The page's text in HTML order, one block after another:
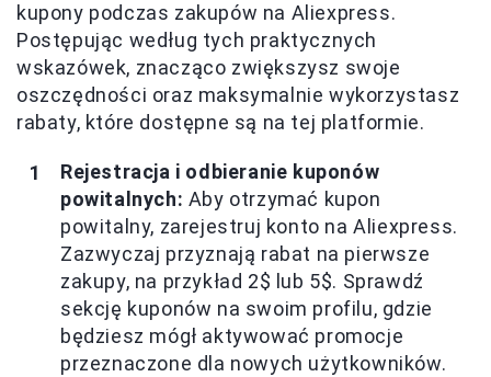
kupony podczas zakupów na Aliexpress.
Postępując według tych praktycznych
wskazówek, znacząco zwiększysz swoje
oszczędności oraz maksymalnie wykorzystasz
rabaty, które dostępne są na tej platformie.
Rejestracja i odbieranie kuponów
powitalnych: Aby otrzymać kupon
powitalny, zarejestruj konto na Aliexpress.
Zazwyczaj przyznają rabat na pierwsze
zakupy, na przykład 2$ lub 5$. Sprawdź
sekcję kuponów na swoim profilu, gdzie
będziesz mógł aktywować promocje
przeznaczone dla nowych użytkowników.